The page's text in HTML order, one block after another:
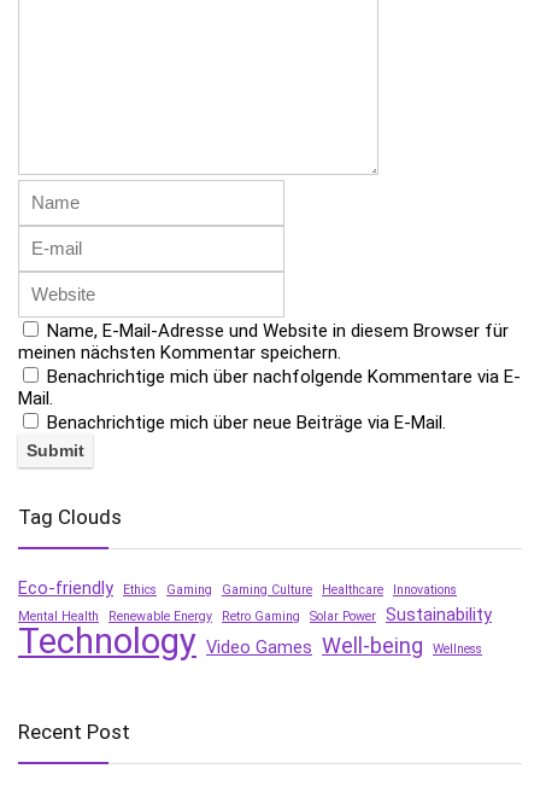
Name, E-Mail-Adresse und Website in diesem Browser für
meinen nächsten Kommentar speichern.
Benachrichtige mich über nachfolgende Kommentare via E-
Mail.
Benachrichtige mich über neue Beiträge via E-Mail.
Tag Clouds
Eco-friendly Ethics Gaming Gaming Culture Healthcare
Innovations
Mental Health
Renewable Energy Retro Gaming Solar Power Sustainability
Technology Video Games Well-being Wellness
Recent Post